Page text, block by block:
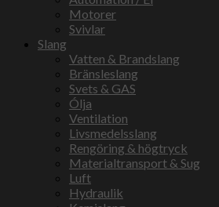
Motorer
Svivlar
Slang
Vatten & Brandslang
Bränsleslang
Svets & GAS
Ólja
Ventilation
Livsmedelsslang
Rengöring & högtryck
Materialtransport & Sug
Luft
Hydraulik